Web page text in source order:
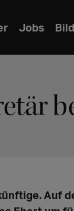
Jobs
Auf